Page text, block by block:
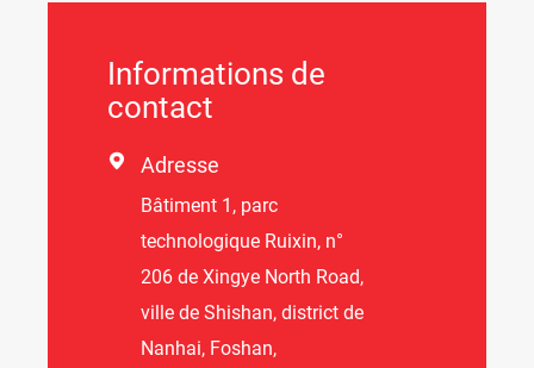
Informations de
contact
 Adresse
Bâtiment 1, parc
technologique Ruixin, n°
206 de Xingye North Road,
ville de Shishan, district de
Nanhai, Foshan,